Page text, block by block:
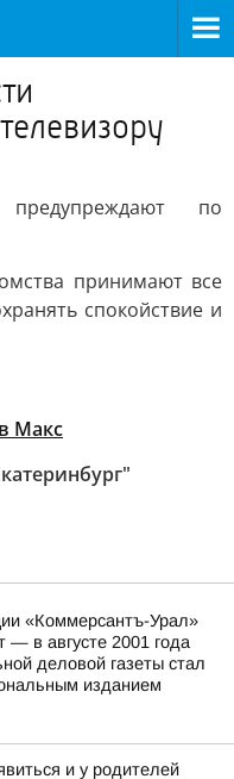
по
принимают все
спокойствие и
Mакс
«Коммерсантъ-Урал»
— в августе 2001 года
деловой газеты стал
изданием
и у родителей